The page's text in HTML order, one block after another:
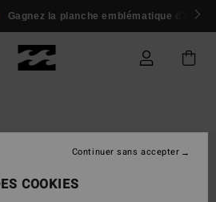
Gagnez la planche emblématique d'Andy
COOKIES
Continuer sans accepter